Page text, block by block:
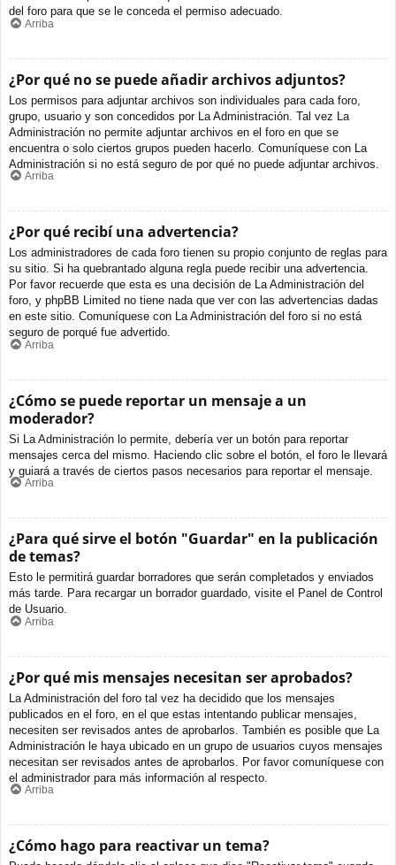
del foro para que se le conceda el permiso adecuado.
Arriba
¿Por qué no se puede añadir archivos adjuntos?
Los permisos para adjuntar archivos son individuales para cada foro,
grupo, usuario y son concedidos por La Administración. Tal vez La
Administración no permite adjuntar archivos en el foro en que se
encuentra o solo ciertos grupos pueden hacerlo. Comuníquese con La
Administración si no está seguro de por qué no puede adjuntar archivos.
Arriba
¿Por qué recibí una advertencia?
Los administradores de cada foro tienen su propio conjunto de reglas para
su sitio. Si ha quebrantado alguna regla puede recibir una advertencia.
Por favor recuerde que esta es una decisión de La Administración del
foro, y phpBB Limited no tiene nada que ver con las advertencias dadas
en este sitio. Comuníquese con La Administración del foro si no está
seguro de porqué fue advertido.
Arriba
¿Cómo se puede reportar un mensaje a un
moderador?
Si La Administración lo permite, debería ver un botón para reportar
mensajes cerca del mismo. Haciendo clic sobre el botón, el foro le llevará
y guiará a través de ciertos pasos necesarios para reportar el mensaje.
Arriba
¿Para qué sirve el botón "Guardar" en la publicación
de temas?
Esto le permitirá guardar borradores que serán completados y enviados
más tarde. Para recargar un borrador guardado, visite el Panel de Control
de Usuario.
Arriba
¿Por qué mis mensajes necesitan ser aprobados?
La Administración del foro tal vez ha decidido que los mensajes
publicados en el foro, en el que estas intentando publicar mensajes,
necesiten ser revisados antes de aprobarlos. También es posible que La
Administración le haya ubicado en un grupo de usuarios cuyos mensajes
necesitan ser revisados antes de aprobarlos. Por favor comuníquese con
el administrador para más información al respecto.
Arriba
¿Cómo hago para reactivar un tema?